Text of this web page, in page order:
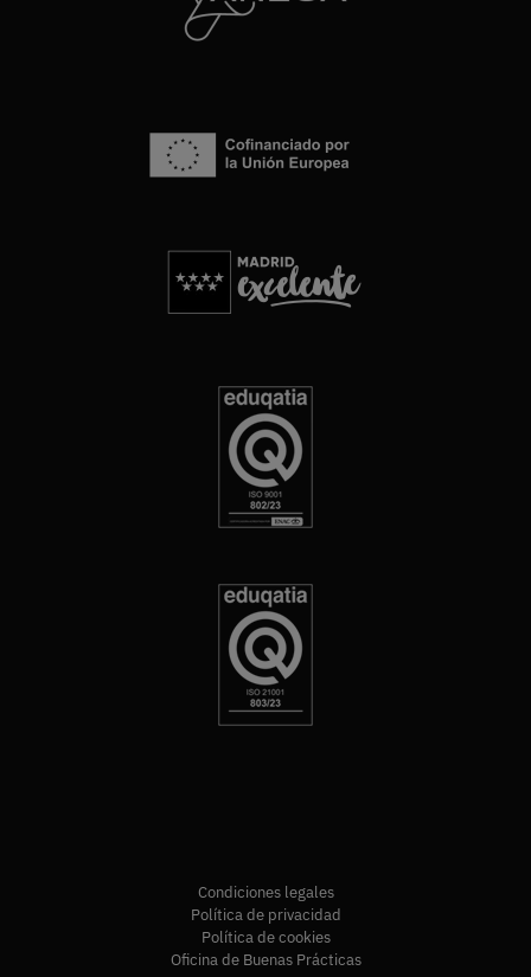
Condiciones legales
Política de privacidad
Política de cookies
Oficina de Buenas Prácticas